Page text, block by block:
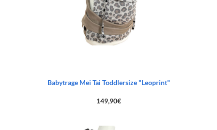
Babytrage Mei Tai Toddlersize "Leoprint"
149,90€